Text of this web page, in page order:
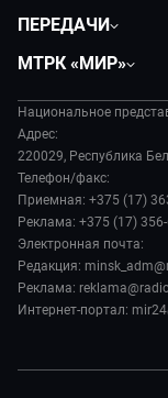
Экономика
Происшествия
Наука и технологии
Здоровье и
Авто
Культура
Спорт
ПЕРЕДАЧИ
Все как у людей
Вместе выгодно
Евразия. Культурно
Евразия. Регионы
Наши иностранцы
Пять причин
Сделано в
МТРК «МИР»
История
Руководство
Лица мира
Новости
Пресса о нас
Карьера
Реклама
Национальное
Адрес:
220029, Республика
Телефон/факс:
Приемная: +375 (17)
Реклама: +375 (17)
Электронная почта:
Редакция:
Реклама:
Интернет-портал: